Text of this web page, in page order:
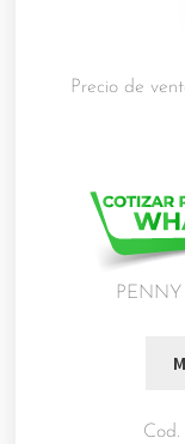
Precio de
PENNY